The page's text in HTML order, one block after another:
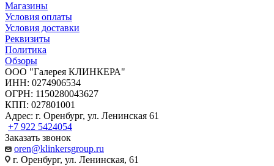
Магазины
Условия оплаты
Условия доставки
Реквизиты
Политика
Обзоры
ООО "Галерея КЛИНКЕРА"
ИНН: 0274906534
ОГРН: 1150280043627
КПП: 027801001
Адрес: г. Оренбург, ул. Ленинская 61
+7 922 5424054
Заказать звонок
oren@klinkersgroup.ru
г. Оренбург, ул. Ленинская, 61